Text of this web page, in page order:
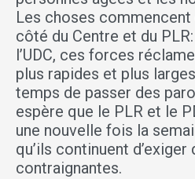
Les choses commencent
côté du Centre et du
l’UDC, ces forces
plus rapides et plus
temps de passer des
espère que le PLR et le
une nouvelle fois la
qu’ils continuent
contraignantes.